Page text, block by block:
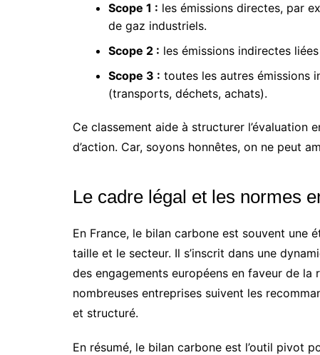
Scope 1 : les émissions directes, par
de gaz industriels.
Scope 2 : les émissions indirectes
Scope 3 : toutes les autres émissions
(transports, déchets, achats).
Ce classement aide à structurer l’évaluation
d’action. Car, soyons honnêtes, on ne peut
Le cadre légal et les normes
En France, le bilan carbone est souvent une
taille et le secteur. Il s’inscrit dans une
des engagements européens en faveur de
nombreuses entreprises suivent les
et structuré.
En résumé, le bilan carbone est l’outil pivot